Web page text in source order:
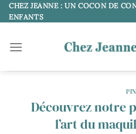
Passer
au
CHEZ JEANNE : UN COCON DE
ENFANTS
PIN
Découvrez notre
l’art du